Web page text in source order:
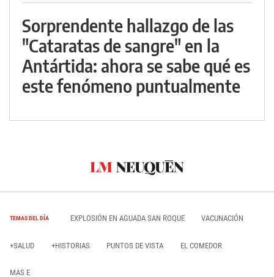
Sorprendente hallazgo de las
"Cataratas de sangre" en la
Antártida: ahora se sabe qué es
este fenómeno puntualmente
TEMAS DEL DÍA EXPLOSIÓN EN AGUADA SAN ROQUE VACUNACIÓN
+SALUD +HISTORIAS PUNTOS DE VISTA EL COMEDOR
MAS E